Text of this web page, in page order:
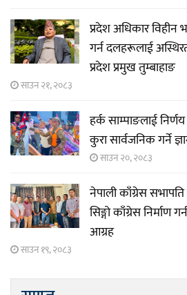
प्रदेश अधिकार
गर्न दलहरूलाई
प्रदेश प्रमुख तुम्बाहाङ
साउन २१, २०८३
हर्क साम्पाङलाई
कुरा सार्वजनिक गर्ने
साउन २०, २०८३
नेपाली काँग्रेस
सिङ्गो काँग्रेस निर्माण
आग्रह
साउन १९, २०८३